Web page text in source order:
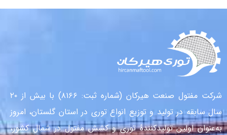
شرکت مفتول صنعت هیرکان (شماره ثبت: ۸۱۶۶) با بیش از ۲۰
سال سابقه در تولید و توزیع انواع توری در استان گلستان، امروز
به‌عنوان اولین تولیدکنندهٔ توری و کشش مفتول در شمال کشور،